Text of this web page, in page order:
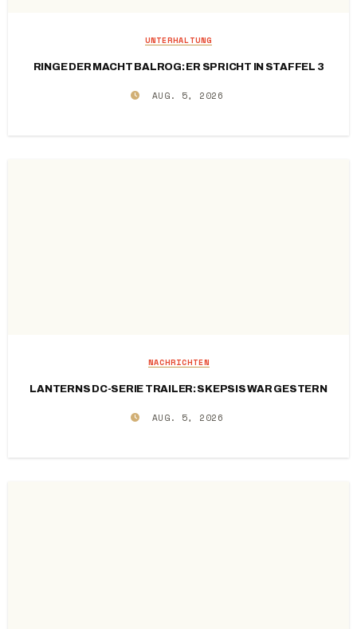
UNTERHALTUNG
RINGE DER MACHT BALROG: ER SPRICHT IN STAFFEL 3
AUG. 5, 2026
NACHRICHTEN
LANTERNS DC-SERIE TRAILER: SKEPSIS WAR GESTERN
AUG. 5, 2026